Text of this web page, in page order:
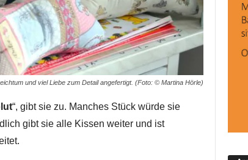
und viel Liebe zum Detail angefertigt. (Foto: © Martina Hörle)
“, gibt sie zu. Manches Stück würde sie
gibt sie alle Kissen weiter und ist